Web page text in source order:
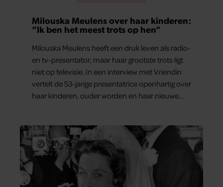
Milouska Meulens over haar kinderen:
“Ik ben het meest trots op hen”
Milouska Meulens heeft een druk leven als radio-
en tv-presentator, maar haar grootste trots ligt
niet op televisie. In een interview met Vriendin
vertelt de 53-jarige presentatrice openhartig over
haar kinderen, ouder worden en haar nieuwe
dag het meest bezighouden.